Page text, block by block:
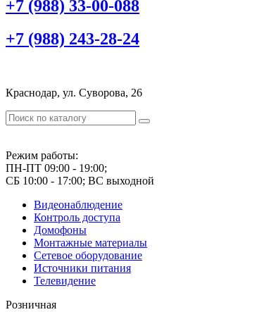
+7 (988) 33-00-088
+7 (988) 243-28-24
Краснодар, ул. Суворова, 26
Режим работы:
ПН-ПТ 09:00 - 19:00;
СБ 10:00 - 17:00; ВС выходной
Видеонаблюдение
Контроль доступа
Домофоны
Монтажные материалы
Сетевое оборудование
Источники питания
Телевидение
Розничная